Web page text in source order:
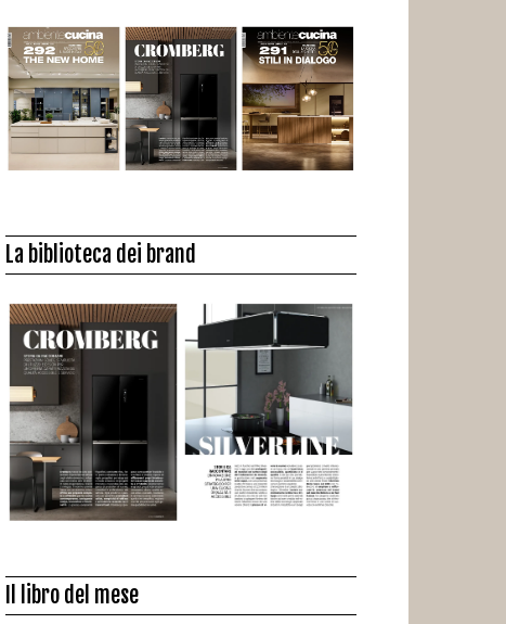
La biblioteca dei brand
Il libro del mese